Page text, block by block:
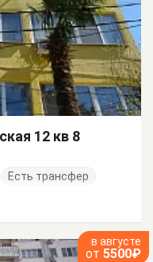
12 кв 8
Есть трансфер
в августе
от 5500₽